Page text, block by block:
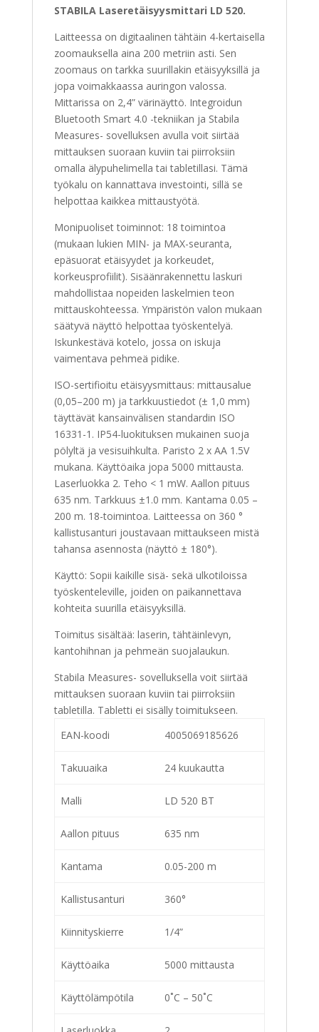
STABILA Laseretäisyysmittari LD 520.
Laitteessa on digitaalinen tähtäin 4-kertaisella
zoomauksella aina 200 metriin asti. Sen
zoomaus on tarkka suurillakin etäisyyksillä ja
jopa voimakkaassa auringon valossa.
Mittarissa on 2,4” värinäyttö. Integroidun
Bluetooth Smart 4.0 -tekniikan ja Stabila
Measures- sovelluksen avulla voit siirtää
mittauksen suoraan kuviin tai piirroksiin
omalla älypuhelimella tai tabletillasi. Tämä
työkalu on kannattava investointi, sillä se
helpottaa kaikkea mittaustyötä.
Monipuoliset toiminnot: 18 toimintoa
(mukaan lukien MIN- ja MAX-seuranta,
epäsuorat etäisyydet ja korkeudet,
korkeusprofiilit). Sisäänrakennettu laskuri
mahdollistaa nopeiden laskelmien teon
mittauskohteessa. Ympäristön valon mukaan
säätyvä näyttö helpottaa työskentelyä.
Iskunkestävä kotelo, jossa on iskuja
vaimentava pehmeä pidike.
ISO-sertifioitu etäisyysmittaus: mittausalue
(0,05–200 m) ja tarkkuustiedot (± 1,0 mm)
täyttävät kansainvälisen standardin ISO
16331-1. IP54-luokituksen mukainen suoja
pölyltä ja vesisuihkulta. Paristo 2 x AA 1.5V
mukana. Käyttöaika jopa 5000 mittausta.
Laserluokka 2. Teho < 1 mW. Aallon pituus
635 nm. Tarkkuus ±1.0 mm. Kantama 0.05 –
200 m. 18-toimintoa. Laitteessa on 360 °
kallistusanturi joustavaan mittaukseen mistä
tahansa asennosta (näyttö ± 180°).
Käyttö: Sopii kaikille sisä- sekä ulkotiloissa
työskenteleville, joiden on paikannettava
kohteita suurilla etäisyyksillä.
Toimitus sisältää: laserin, tähtäinlevyn,
kantohihnan ja pehmeän suojalaukun.
Stabila Measures- sovelluksella voit siirtää
mittauksen suoraan kuviin tai piirroksiin
tabletilla. Tabletti ei sisälly toimitukseen.
EAN-koodi
4005069185626
Takuuaika 24 kuukautta
Malli LD 520 BT
Aallon pituus 635 nm
Kantama 0.05-200 m
Kallistusanturi 360°
Kiinnityskierre 1/4”
Käyttöaika 5000 mittausta
Käyttölämpötila 0˚C – 50˚C